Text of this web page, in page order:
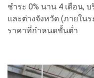
ชำระ 0% นาน 4 เดือน,
และต่างจังหวัด (ภายใน
ราคาที่กำหนดขั้นต่ำ